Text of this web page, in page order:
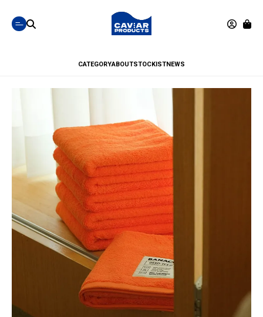
CATEGORYABOUTSTOCKISTNEWS